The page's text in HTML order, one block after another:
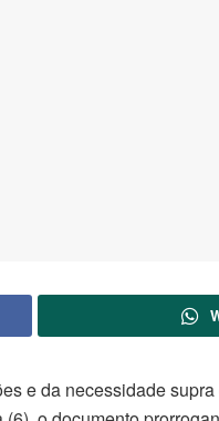
e da necessidade